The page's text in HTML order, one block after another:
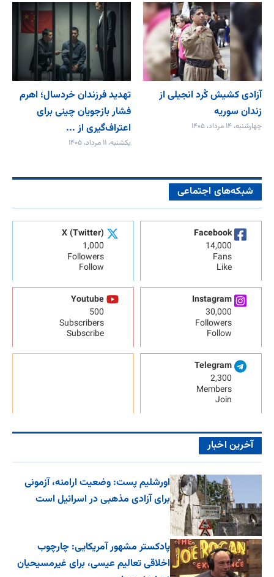
آزادی کشیش کُرد انجیلی از
زندان سوریه
چهارشنبه، ۱۴ مرداد، ۱۴۰۵
تهدید فرزندان خردسال؛ اهرم
فشار بازجویان چینی برای
اعتراف‌گیری از ...
یکشنبه، ۱۱ مرداد، ۱۴۰۵
شبکه‌های اجتماعی
Facebook
14,000
Fans
Like
X (Twitter)
1,000
Followers
Follow
Instagram
30,000
Followers
Follow
Youtube
500
Subscribers
Subscribe
Telegram
2,300
Members
Join
آخرین اخبار
اورشلیم پست: وضعیت ارامنه، آزمونی
برای آزادی مذهبی در اسرائیل است
پادکستر مشهور آمریکایی: چارچوب
اخلاقی تعالیم عیسی، برای غیرمسیحیان